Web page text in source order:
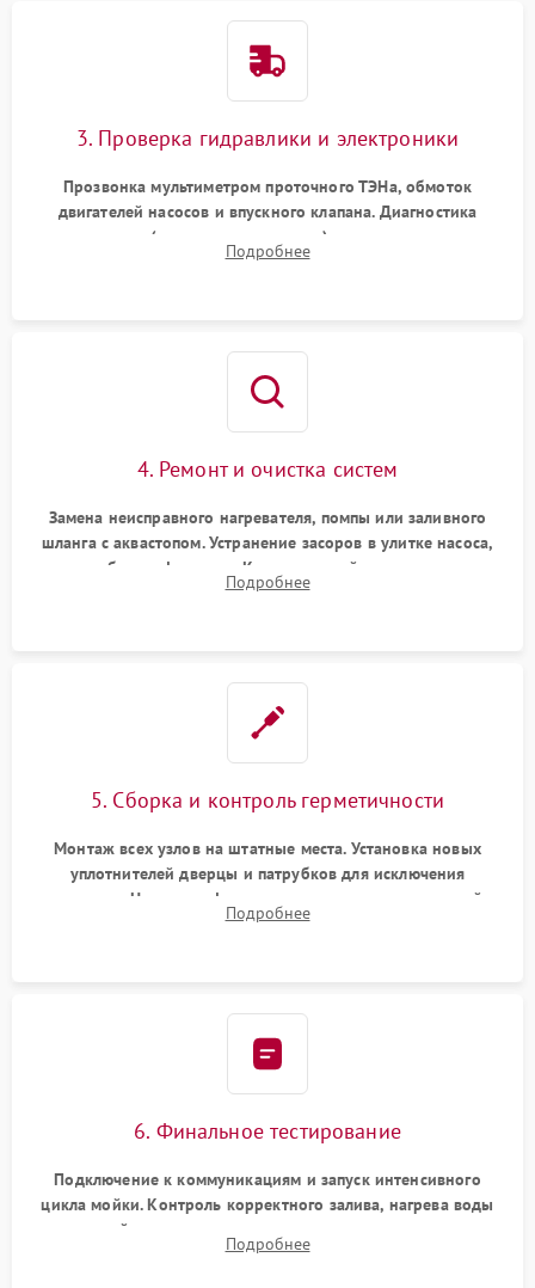
3. Проверка гидравлики и электроники
Прозвонка мультиметром проточного ТЭНа, обмоток
двигателей насосов и впускного клапана. Диагностика
прессостата (датчика уровня воды), датчика мутности,
концевика дверцы и электронного модуля управления.
Подробнее
4. Ремонт и очистка систем
Замена неисправного нагревателя, помпы или заливного
шланга с аквастопом. Устранение засоров в улитке насоса,
патрубках и фильтрах. Компонентный ремонт платы
управления, восстановление поврежденной проводки.
Подробнее
5. Сборка и контроль герметичности
Монтаж всех узлов на штатные места. Установка новых
уплотнителей дверцы и патрубков для исключения
протечек. Надежная фиксация хомутов гидравлической
системы, сборка корпуса и установка датчика поплавка.
Подробнее
6. Финальное тестирование
Подключение к коммуникациям и запуск интенсивного
цикла мойки. Контроль корректного залива, нагрева воды
до нужной температуры, отсутствия посторонних шумов,
штатного слива и абсолютной сухости в поддоне.
Подробнее